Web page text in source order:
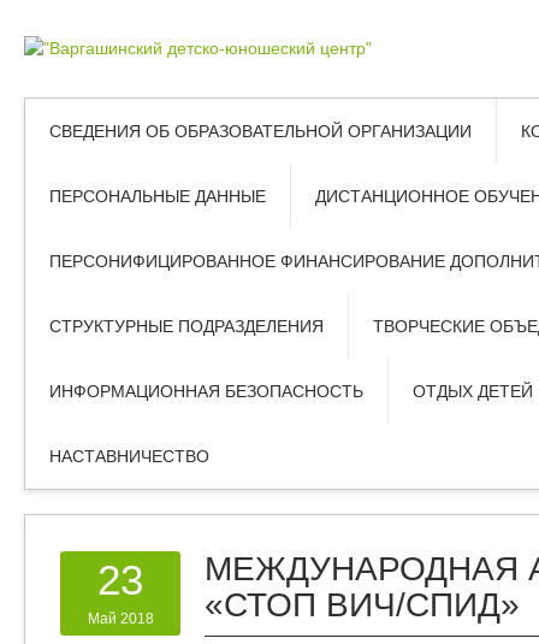
СВЕДЕНИЯ ОБ ОБРАЗОВАТЕЛЬНОЙ ОРГАНИЗАЦИИ
ПЕРСОНАЛЬНЫЕ ДАННЫЕ ДИСТАНЦИОННОЕ
ПЕРСОНИФИЦИРОВАННОЕ ФИНАНСИРОВАНИЕ
СТРУКТУРНЫЕ ПОДРАЗДЕЛЕНИЯ ТВОРЧЕСКИЕ
ИНФОРМАЦИОННАЯ БЕЗОПАСНОСТЬ ОТДЫХ ДЕТЕЙ
НАСТАВНИЧЕСТВО
23
Май 2018
МЕЖДУНАРОДНАЯ
«СТОП ВИЧ/СПИД»